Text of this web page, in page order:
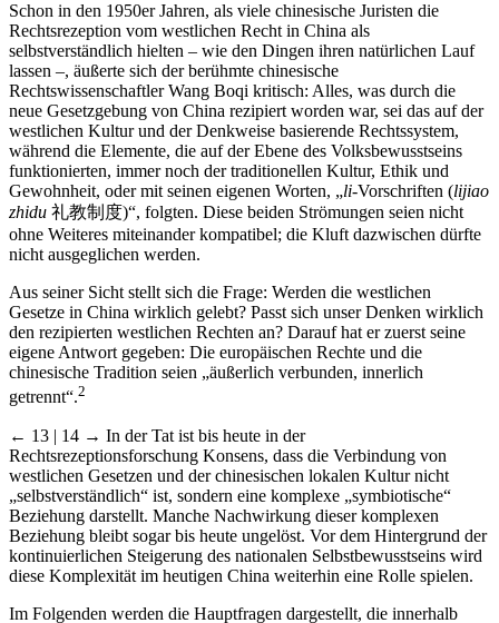
Schon in den 1950er Jahren, als viele chinesische Juristen die
Rechtsrezeption vom westlichen Recht in China als
selbstverständlich hielten – wie den Dingen ihren natürlichen Lauf
lassen –, äußerte sich der berühmte chinesische
Rechtswissenschaftler Wang Boqi kritisch: Alles, was durch die
neue Gesetzgebung von China rezipiert worden war, sei das auf der
westlichen Kultur und der Denkweise basierende Rechtssystem,
während die Elemente, die auf der Ebene des Volksbewusstseins
funktionierten, immer noch der traditionellen Kultur, Ethik und
Gewohnheit, oder mit seinen eigenen Worten, „li-Vorschriften (lijiao
zhidu 礼教制度)“, folgten. Diese beiden Strömungen seien nicht
ohne Weiteres miteinander kompatibel; die Kluft dazwischen dürfte
nicht ausgeglichen werden.
Aus seiner Sicht stellt sich die Frage: Werden die westlichen
Gesetze in China wirklich gelebt? Passt sich unser Denken wirklich
den rezipierten westlichen Rechten an? Darauf hat er zuerst seine
eigene Antwort gegeben: Die europäischen Rechte und die
chinesische Tradition seien „äußerlich verbunden, innerlich
getrennt“.2
← 13 | 14 → In der Tat ist bis heute in der
Rechtsrezeptionsforschung Konsens, dass die Verbindung von
westlichen Gesetzen und der chinesischen lokalen Kultur nicht
„selbstverständlich“ ist, sondern eine komplexe „symbiotische“
Beziehung darstellt. Manche Nachwirkung dieser komplexen
Beziehung bleibt sogar bis heute ungelöst. Vor dem Hintergrund der
kontinuierlichen Steigerung des nationalen Selbstbewusstseins wird
diese Komplexität im heutigen China weiterhin eine Rolle spielen.
Im Folgenden werden die Hauptfragen dargestellt, die innerhalb